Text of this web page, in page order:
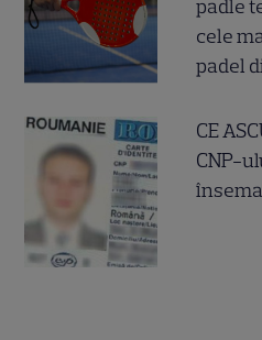
padle
cele
padel
CE
CNP-